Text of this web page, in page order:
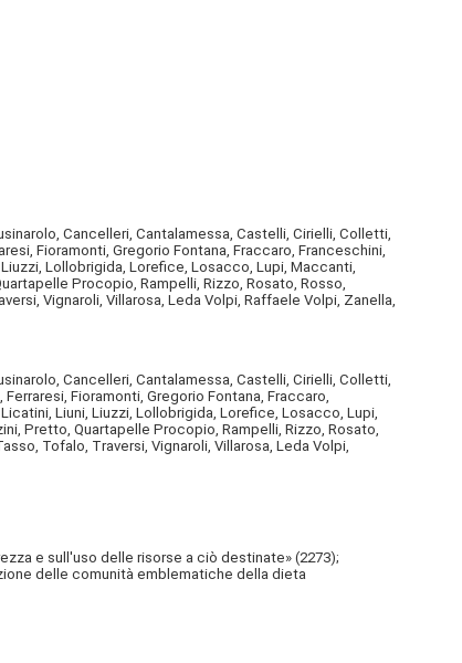
Cancelleri, Cantalamessa, Castelli, Cirielli, Colletti,
Fioramonti, Gregorio Fontana, Fraccaro, Franceschini,
Liuzzi, Lollobrigida, Lorefice, Losacco, Lupi, Maccanti,
Procopio, Rampelli, Rizzo, Rosato, Rosso,
Vignaroli, Villarosa, Leda Volpi, Raffaele Volpi, Zanella,
Cancelleri, Cantalamessa, Castelli, Cirielli, Colletti,
Fioramonti, Gregorio Fontana, Fraccaro,
Liuni, Liuzzi, Lollobrigida, Lorefice, Losacco, Lupi,
Pretto, Quartapelle Procopio, Rampelli, Rizzo, Rosato,
Tofalo, Traversi, Vignaroli, Villarosa, Leda Volpi,
e sull'uso delle risorse a ciò destinate» (2273);
delle comunità emblematiche della dieta